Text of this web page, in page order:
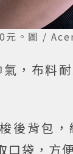
元。圖 /
，布料
後背包
袋，方